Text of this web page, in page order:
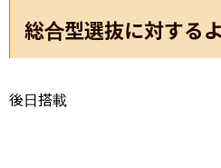
総合型選抜に対する
後日搭載